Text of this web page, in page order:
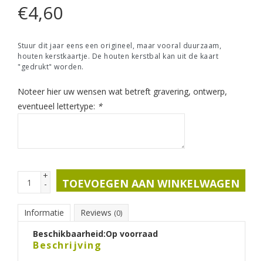
€4,60
Stuur dit jaar eens een origineel, maar vooral duurzaam,
houten kerstkaartje. De houten kerstbal kan uit de kaart
"gedrukt" worden.
Noteer hier uw wensen wat betreft gravering, ontwerp,
eventueel lettertype: *
+
- TOEVOEGEN AAN WINKELWAGEN
Informatie Reviews (0)
Beschikbaarheid:Op voorraad
Beschrijving